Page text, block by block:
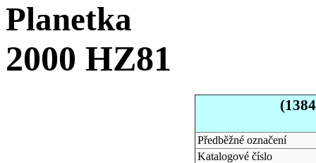
Planetka
2000 HZ81
Předběžné označení
Katalogové číslo